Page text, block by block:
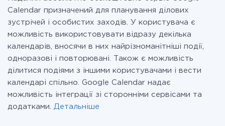
Calendar призначений для планування ділових
зустрічей і особистих заходів. У користувача є
можливість використовувати відразу декілька
календарів, вносячи в них найрізноманітніші події,
одноразові і повторювані. Також є можливість
ділитися подіями з іншими користувачами і вести
календарі спільно. Google Calendar надає
можливість інтеграції зі сторонніми сервісами та
додатками. Детальніше